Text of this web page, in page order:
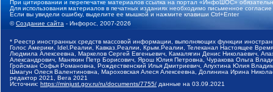
При цитировании и перепечатке материалов ссылка на портал «ИнфоШОС»
Для использования материалов в печатных изданиях необходимо письменное
Если вы увидели ошибку, выделите ее мышкой и нажмите клавиши Ctrl+Enter
©Создание сайта - Инфорос, 2007-2026
* Реестр иностранных средств массовой информации, выполняющих функции
Голос Америки, Idel.Реалии, Кавказ.Реалии, Крым.Реалии, Телеканал Настоящее
Людмила Алексеевна, Маркелов Сергей Евгеньевич, Камалягин Денис Николаевич,
Александрович, Маняхин Петр Борисович, Ярош Юлия Петровна, Чуракова Ольга
Гройсман Софья Романовна, Рождественский Илья Дмитриевич, Апухтина Юлия
Шмагун Олеся Валентиновна, Мароховская Алеся Алексеевна, Долинина Ирина
редактор 2021, Вега 2021
Источник: https://minjust.gov.ru/ru/documents/7755/ данные на 03.09.2021